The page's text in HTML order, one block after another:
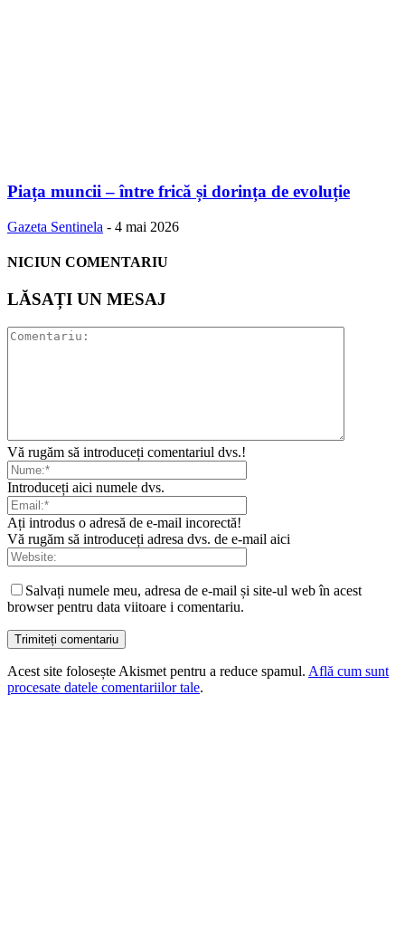
Piața muncii – între frică și dorința de evoluție
Gazeta Sentinela - 4 mai 2026
NICIUN COMENTARIU
LĂSAȚI UN MESAJ
Vă rugăm să introduceți comentariul dvs.!
Introduceți aici numele dvs.
Ați introdus o adresă de e-mail incorectă!
Vă rugăm să introduceți adresa dvs. de e-mail aici
Salvați numele meu, adresa de e-mail și site-ul web în acest
browser pentru data viitoare i comentariu.
Acest site folosește Akismet pentru a reduce spamul. Află cum sunt
procesate datele comentariilor tale.